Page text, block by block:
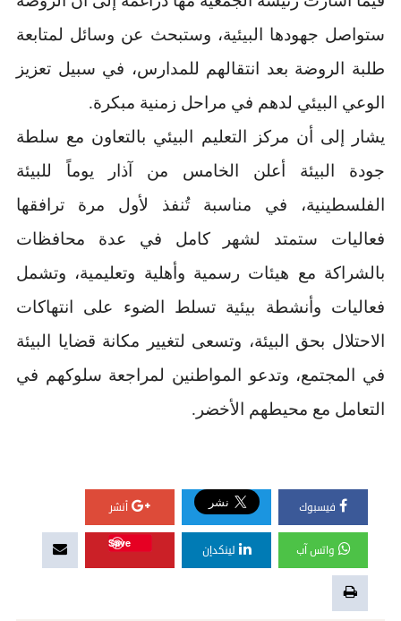
ستواصل جهودها البيئية، وستبحث عن وسائل لمتابعة
طلبة الروضة بعد انتقالهم للمدارس، في سبيل تعزيز
الوعي البيئي لدهم في مراحل زمنية مبكرة.
يشار إلى أن مركز التعليم البيئي بالتعاون مع سلطة
جودة البيئة أعلن الخامس من آذار يوماً للبيئة
الفلسطينية، في مناسبة تُنفذ لأول مرة ترافقها
فعاليات ستمتد لشهر كامل في عدة محافظات
بالشراكة مع هيئات رسمية وأهلية وتعليمية، وتشمل
فعاليات وأنشطة بيئية تسلط الضوء على انتهاكات
الاحتلال بحق البيئة، وتسعى لتغيير مكانة قضايا البيئة
في المجتمع، وتدعو المواطنين لمراجعة سلوكهم في
التعامل مع محيطهم الأخضر.
فيسبوك أنشر
واتس آب لينكدإن
Save